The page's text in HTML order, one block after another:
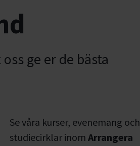
ge er de bästa
Se våra kurser, evenemang och
studiecirklar inom Arrangera